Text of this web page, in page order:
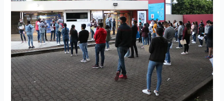
cada
tres
aspirantes
ingresará
al
CUSur